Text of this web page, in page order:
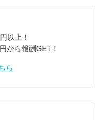
以上！
から報酬GET！
ら